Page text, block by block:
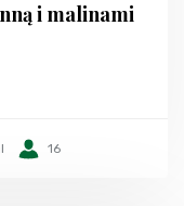
i malinami
16